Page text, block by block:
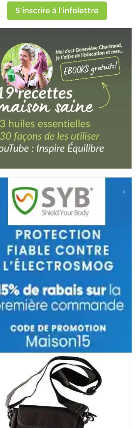
S'inscrire à l'infolettre